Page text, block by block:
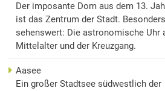
Der imposante Dom aus dem 13.
ist das Zentrum der Stadt. Besonders
sehenswert: Die astronomische Uhr
Mittelalter und der Kreuzgang.
Aasee
Ein großer Stadtsee südwestlich der